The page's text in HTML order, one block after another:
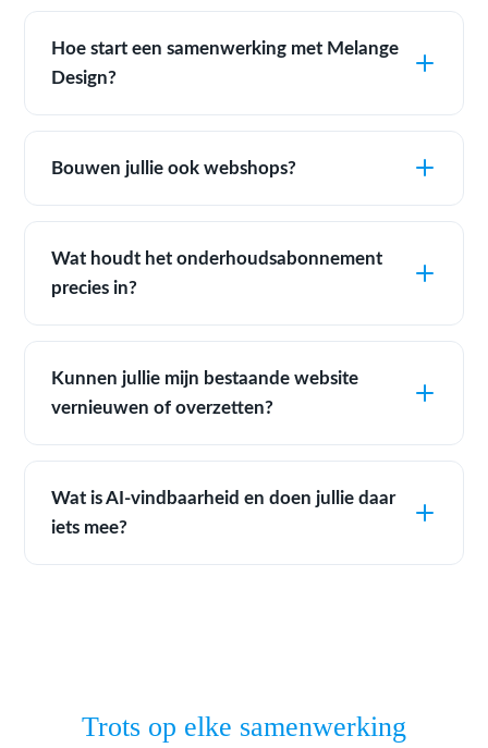
Hoe start een samenwerking met Melange
Design?
Bouwen jullie ook webshops?
Wat houdt het onderhoudsabonnement
precies in?
Kunnen jullie mijn bestaande website
vernieuwen of overzetten?
Wat is AI-vindbaarheid en doen jullie daar
iets mee?
Trots op elke samenwerking